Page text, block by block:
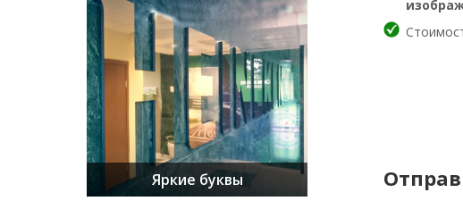
Яркие буквы
Заметные вывески
Изящные стелы